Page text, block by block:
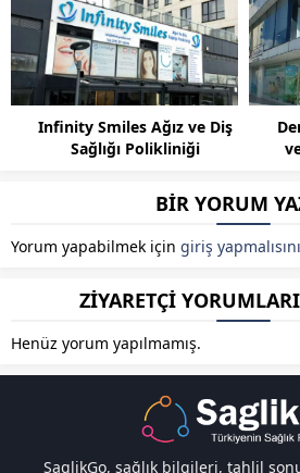
Infinity Smiles Ağız ve Diş
Sağlığı Polikliniği
BİR YORUM
Yorum yapabilmek için giriş
ZİYARETÇİ
Henüz yorum yapılmamış.
SaglikGo, sağlık bilgileri, tahlil